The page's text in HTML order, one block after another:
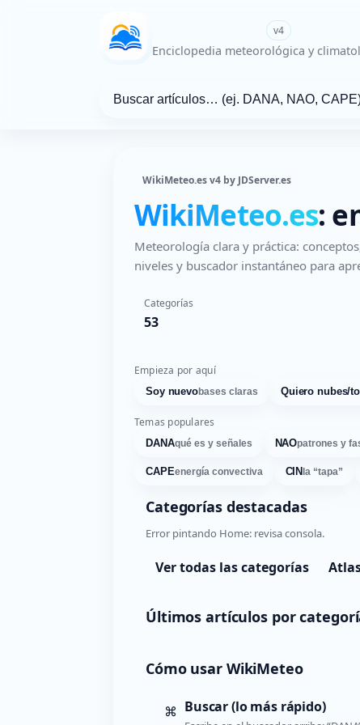
WikiMeteo.es v4
Enciclopedia meteorológica y
WikiMeteo.es v4 by JDServer.es
WikiMeteo.es:
Meteorología clara y práctica:
niveles y buscador instantáneo para
Categorías
53
Empieza por aquí
Soy nuevobases claras Quiero nubes/
Temas populares
DANAqué es y señales NAOpatrones y
CAPEenergía convectiva CIN la “tapa”
Categorías destacadas
Error pintando Home: revisa consola.
Ver todas las categorías
Últimos artículos por
Cómo usar WikiMeteo
⌘ Buscar (lo más rápido)